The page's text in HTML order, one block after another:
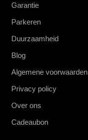
Garantie
Parkeren
Duurzaamheid
Blog
Algemene voorwaarden
Privacy policy
Over ons
Cadeaubon